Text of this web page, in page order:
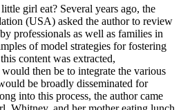
girl eat? Several years ago, the
(USA) asked the author to review
professionals as well as families in
of model strategies for fostering
content was extracted,
would then be to integrate the various
be broadly disseminated for
into this process, the author came